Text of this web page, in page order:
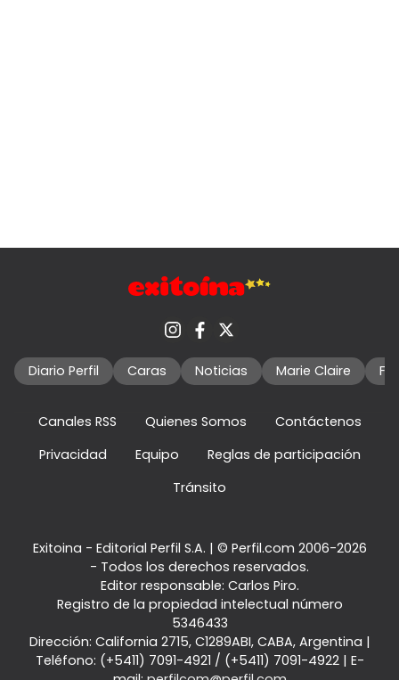
Diario Perfil Caras Noticias Marie Claire
Canales RSS Quienes Somos
Contáctenos
Privacidad
Equipo
Reglas de participación
Tránsito
Exitoina - Editorial Perfil S.A. | © Perfil.com 2006-2026
- Todos los derechos reservados.
Editor responsable: Carlos Piro.
Registro de la propiedad intelectual número
5346433
Dirección: California 2715, C1289ABI, CABA, Argentina |
Teléfono: (+5411) 7091-4921 / (+5411) 7091-4922| E-